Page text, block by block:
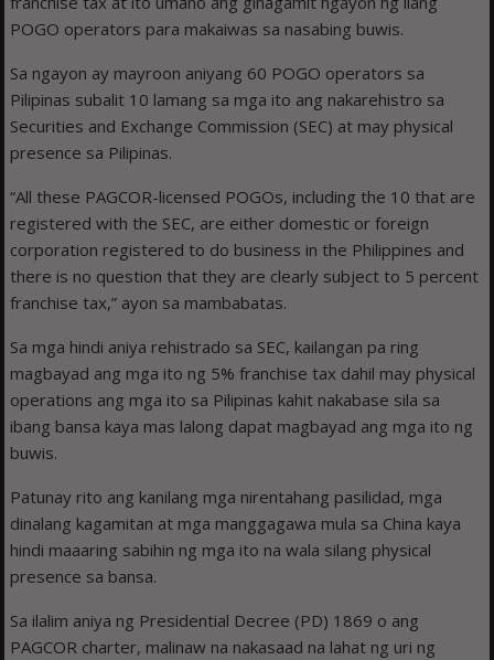
POGO operators para makaiwas sa nasabing buwis.
Sa ngayon ay mayroon aniyang 60 POGO operators sa
Pilipinas subalit 10 lamang sa mga ito ang nakarehistro sa
Securities and Exchange Commission (SEC) at may physical
presence sa Pilipinas.
“All these PAGCOR-licensed POGOs, including the 10 that are
registered with the SEC, are either domestic or foreign
corporation registered to do business in the Philippines and
there is no question that they are clearly subject to 5 percent
franchise tax,” ayon sa mambabatas.
Sa mga hindi aniya rehistrado sa SEC, kailangan pa ring
magbayad ang mga ito ng 5% franchise tax dahil may physical
operations ang mga ito sa Pilipinas kahit nakabase sila sa
ibang bansa kaya mas lalong dapat magbayad ang mga ito ng
buwis.
Patunay rito ang kanilang mga nirentahang pasilidad, mga
dinalang kagamitan at mga manggagawa mula sa China kaya
hindi maaaring sabihin ng mga ito na wala silang physical
presence sa bansa.
Sa ilalim aniya ng Presidential Decree (PD) 1869 o ang
PAGCOR charter, malinaw na nakasaad na lahat ng uri ng